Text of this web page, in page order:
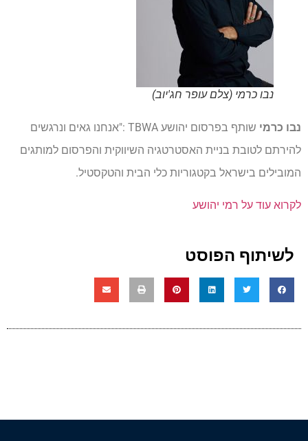
נבו כרמי (צלם עופר חג'יוב)
נבו כרמי
שותף בפרסום יהושע TBWA :"אנחנו גאים ונרגשים
להירתם לטובת בניית האסטרטגיה השיווקית והפרסום למותגים
המובילים בישראל בקטגוריות כלי הבית והטקסטיל.
לקרוא עוד על רמי יהושע
לשיתוף הפוסט